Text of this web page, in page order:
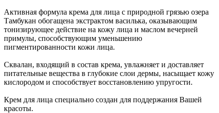
Активная формула крема для лица с природной грязью озера
Тамбукан обогащена экстрактом василька, оказывающим
тонизирующее действие на кожу лица и маслом вечерней
примулы, способствующим уменьшению
пигментированности кожи лица.
Сквалан, входящий в состав крема, увлажняет и доставляет
питательные вещества в глубокие слои дермы, насыщает кожу
кислородом и способствует восстановлению упругости.
Крем для лица специально создан для поддержания Вашей
красоты.